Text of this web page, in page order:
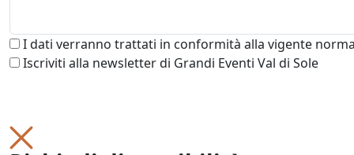
I dati verranno trattati in conformità alla vigente
Iscriviti alla newsletter di Grandi Eventi Val di Sole